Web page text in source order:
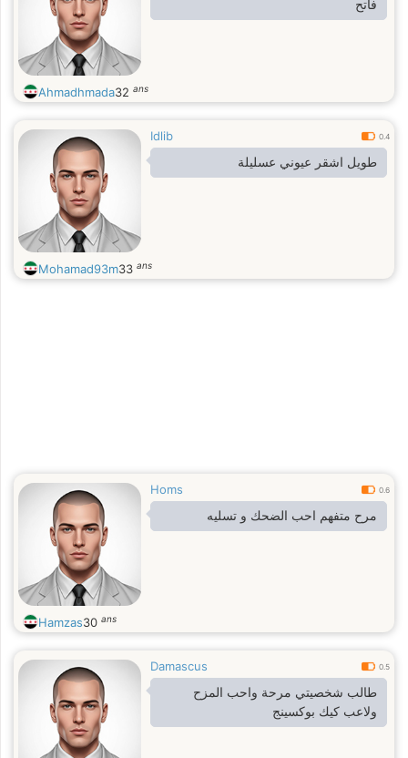
فاتح
Ahmadhmada32 ans
Idlib 0.4
طويل اشقر عيوني عسليلة
Mohamad93m33 ans
Homs 0.6
مرح متفهم احب الضحك و تسليه
Hamzas30 ans
Damascus 0.5
طالب شخصيتي مرحة واحب المزح
ولاعب كيك بوكسينج